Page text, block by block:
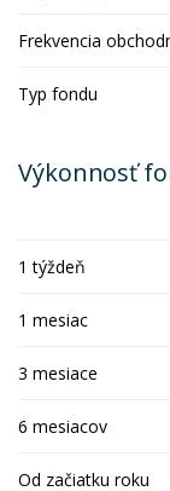
Frekvencia
Typ fondu
Výkonnosť
1 týždeň
1 mesiac
3 mesiace
6 mesiacov
Od začiatku roku